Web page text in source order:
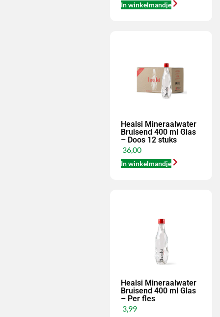
In winkelmandje
Healsi Mineraalwater
Bruisend 400 ml Glas
– Doos 12 stuks
36,00
In winkelmandje
Healsi Mineraalwater
Bruisend 400 ml Glas
– Per fles
3,99